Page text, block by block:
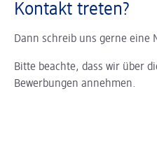
Kontakt treten?
Dann schreib uns gerne eine
Bitte beachte, dass wir über
Bewerbungen annehmen.